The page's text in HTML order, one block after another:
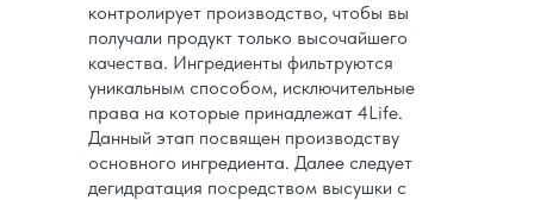
контролирует производство, чтобы вы
получали продукт только высочайшего
качества. Ингредиенты фильтруются
уникальным способом, исключительные
права на которые принадлежат 4Life.
Данный этап посвящен производству
основного ингредиента. Далее следует
дегидратация посредством высушки с